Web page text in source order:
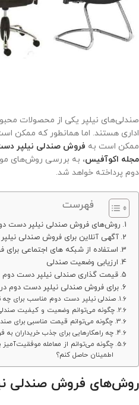
صندلی‌های نیلپر یکی از محصولات
اداری هستند. اما همانطور که ممکن
ممکن است به فروش صندلی نیلپر
مجله اکوآفیس، به بررسی روش‌های
دوم پرداخته خواهد شد.
فهرست
روش‌های فروش صندلی نیلپر دست
آگهی آنلاین برای فروش صندلی
استفاده از شبکه های اجتماعی
ارزیابی وضعیت صندلی
قیمت گذاری صندلی نیلپر دست دوم
برای فروش صندلی نیلپر دست دوم
صندلی نیلپر دست دوم مناسب برای
چگونه می‌توانم وضعیت و کیفیت صندلی
چگونه می‌توانم قیمت مناسبی برای
چه راهکارهایی برای جذب خریداران
چگونه می‌توانم از معامله
اطمینان حاصل کنم؟
روش‌های فروش صندلی